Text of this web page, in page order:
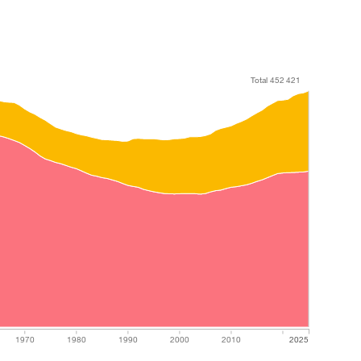
1970 1980 1990 2000 2010 2025
Total 452 421
Total 452 421